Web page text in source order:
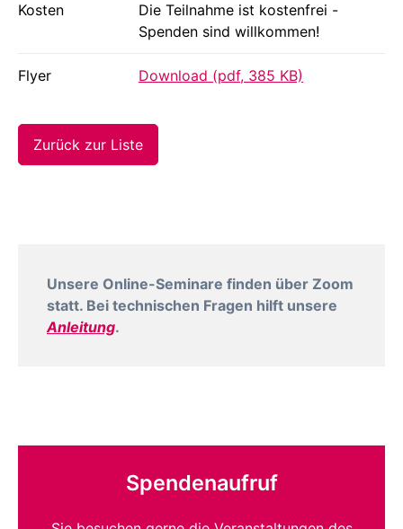
Kosten
Die Teilnahme ist kostenfrei -
Spenden sind willkommen!
Flyer Download (pdf, 385 KB)
Zurück zur Liste
Unsere Online-Seminare finden über Zoom
statt. Bei technischen Fragen hilft unsere
Anleitung.
Spendenaufruf